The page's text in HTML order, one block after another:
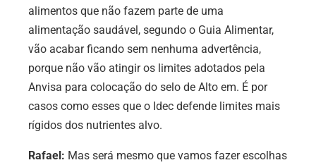
alimentos que não fazem parte de uma
alimentação saudável, segundo o Guia Alimentar,
vão acabar ficando sem nenhuma advertência,
porque não vão atingir os limites adotados pela
Anvisa para colocação do selo de Alto em. É por
casos como esses que o Idec defende limites mais
rígidos dos nutrientes alvo.
Rafael: Mas será mesmo que vamos fazer escolhas